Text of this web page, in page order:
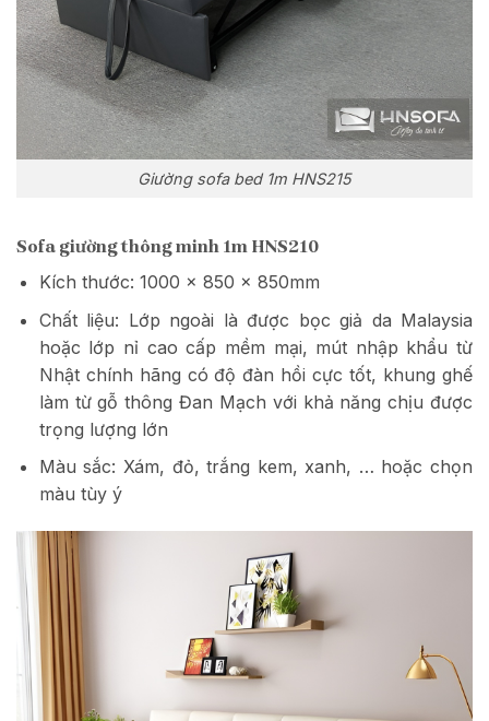
Giường sofa bed 1m HNS215
Sofa giường thông minh 1m HNS210
Kích thước: 1000 x 850 x 850mm
Chất liệu: Lớp ngoài là được bọc giả da Malaysia
hoặc lớp nỉ cao cấp mềm mại, mút nhập khẩu từ
Nhật chính hãng có độ đàn hồi cực tốt, khung ghế
làm từ gỗ thông Đan Mạch với khả năng chịu được
trọng lượng lớn
Màu sắc: Xám, đỏ, trắng kem, xanh, … hoặc chọn
màu tùy ý